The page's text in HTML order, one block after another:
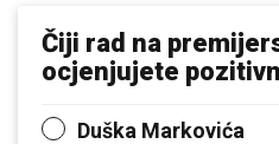
Čiji rad na
ocjenjujete
Duška Markovića